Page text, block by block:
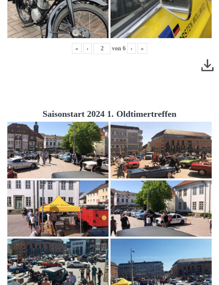
« ‹ von 6 › »
Saisonstart 2024 1. Oldtimertreffen